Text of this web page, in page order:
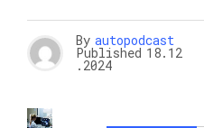
By autopodcast
Published 18.12
.2024